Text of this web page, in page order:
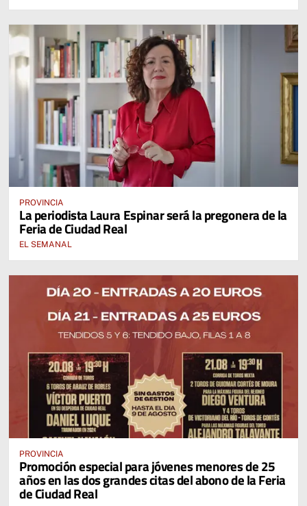
PROVINCIA
La periodista Laura Espinar será la pregonera de la
Feria de Ciudad Real
EL SEMANAL
PROVINCIA
Promoción especial para jóvenes menores de 25
años en las dos grandes citas del abono de la Feria
de Ciudad Real